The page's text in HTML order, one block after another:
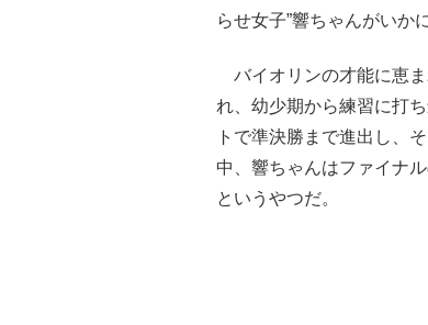
らせ女子”響ちゃんがいか
バイオリンの才能に恵
れ、幼少期から練習に打
トで準決勝まで進出し、
中、響ちゃんはファイナ
というやつだ。